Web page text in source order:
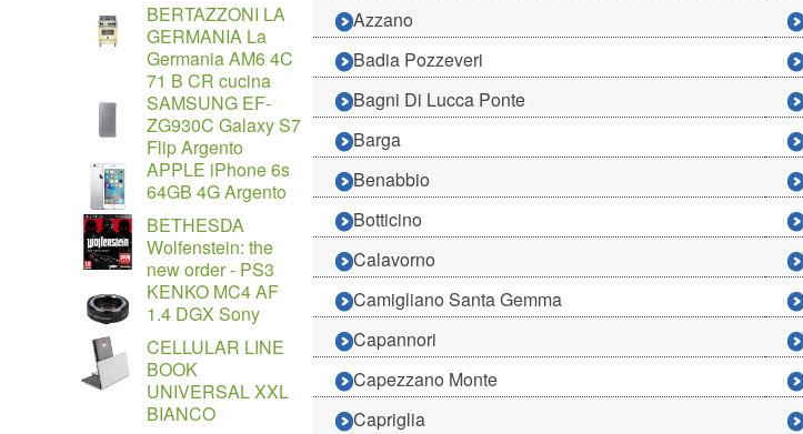
BERTAZZONI LA
GERMANIA La
Germania AM6 4C
71 B CR cucina
SAMSUNG EF-
ZG930C Galaxy S7
Flip Argento
APPLE iPhone 6s
64GB 4G Argento
BETHESDA
Wolfenstein: the
new order - PS3
KENKO MC4 AF
1.4 DGX Sony
CELLULAR LINE
BOOK
UNIVERSAL XXL
BIANCO
Azzano
Badia Pozzeveri
Bagni Di Lucca Ponte
Barga
Benabbio
Botticino
Calavorno
Camigliano Santa Gemma
Capannori
Capezzano Monte
Capriglia